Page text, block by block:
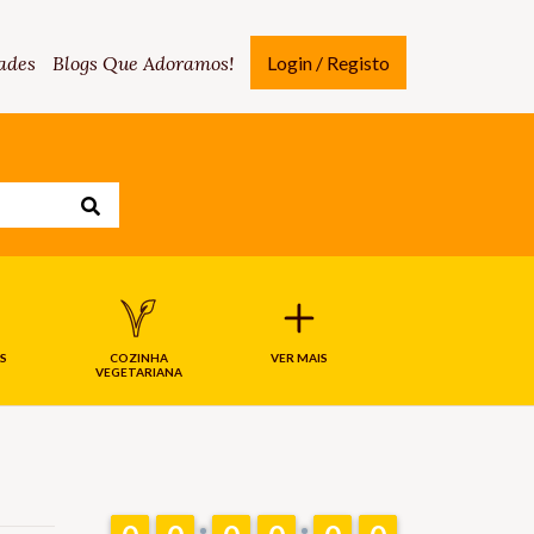
Blogs Que Adoramos! Login / Registo
COZINHA
VEGETARIANA
VER MAIS